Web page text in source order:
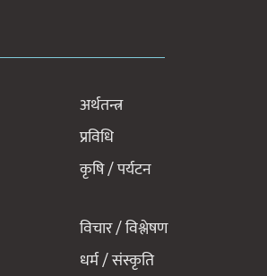
अर्थतन्त्र
प्रविधि
कृषि / पर्यटन
विचार / विश्लेषण
धर्म / संस्कृति